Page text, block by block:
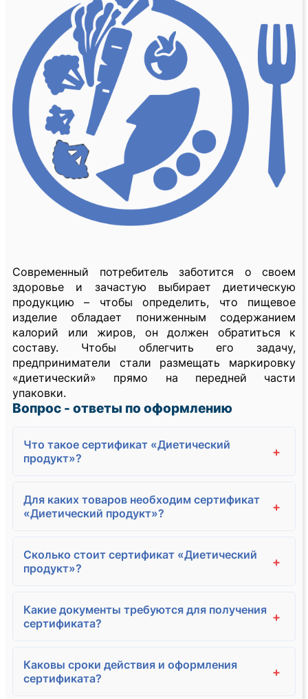
Современный потребитель заботится о своем
здоровье и зачастую выбирает диетическую
продукцию – чтобы определить, что пищевое
изделие обладает пониженным содержанием
калорий или жиров, он должен обратиться к
составу. Чтобы облегчить его задачу,
предприниматели стали размещать маркировку
«диетический» прямо на передней части
упаковки.
Вопрос - ответы по оформлению
Что такое сертификат «Диетический
продукт»?
+
Для каких товаров необходим сертификат
«Диетический продукт»?
+
Сколько стоит сертификат «Диетический
продукт»?
+
Какие документы требуются для получения
сертификата?
+
Каковы сроки действия и оформления
сертификата?
+